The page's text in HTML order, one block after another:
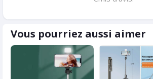
Vous pourriez aussi aimer